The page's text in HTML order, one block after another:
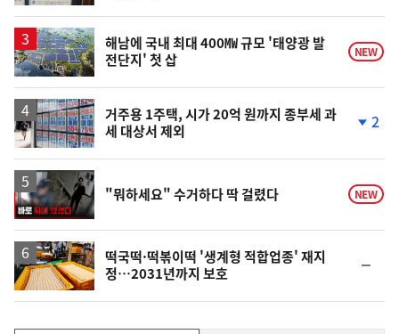
하
락
해남에 국내 최대 400㎿ 규모 '태양광 발
전단지' 첫 삽
NEW
거주용 1주택, 시가 20억 원까지 종부세 과
세 대상서 제외
하
락
2
영
상
"뭐하세요" 수거하다 딱 걸렸다 NEW
떡국떡·떡볶이떡 '생계형 적합업종' 재지
정…2031년까지 보호
일